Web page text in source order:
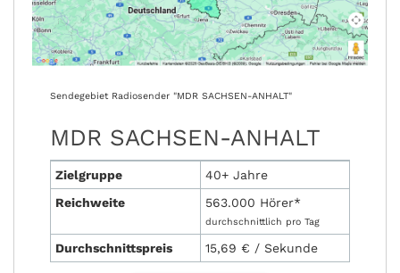
Sendegebiet Radiosender "MDR SACHSEN-ANHALT"
MDR SACHSEN-ANHALT
Zielgruppe
40+ Jahre
Reichweite
563.000 Hörer*
durchschnittlich pro Tag
Durchschnittspreis 15,69 € / Sekunde